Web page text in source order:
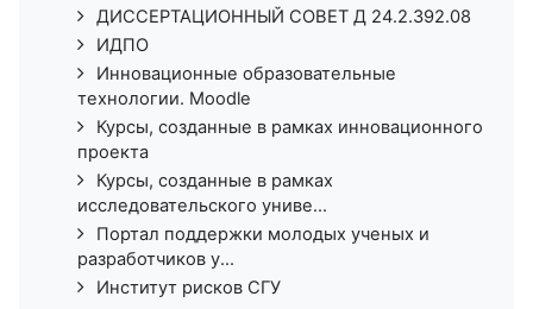
ДИССЕРТАЦИОННЫЙ СОВЕТ Д 24.2.392.08
ИДПО
Инновационные образовательные
технологии. Moodle
Курсы, созданные в рамках инновационного
проекта
Курсы, созданные в рамках
исследовательского униве...
Портал поддержки молодых ученых и
разработчиков у...
Институт рисков СГУ